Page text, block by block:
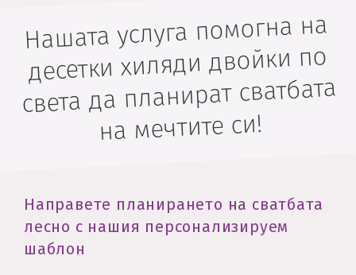
Нашата услуга помогна на
десетки хиляди двойки по
света да планират сватбата
на мечтите си!
Направете планирането на сватбата
лесно с нашия персонализируем
шаблон